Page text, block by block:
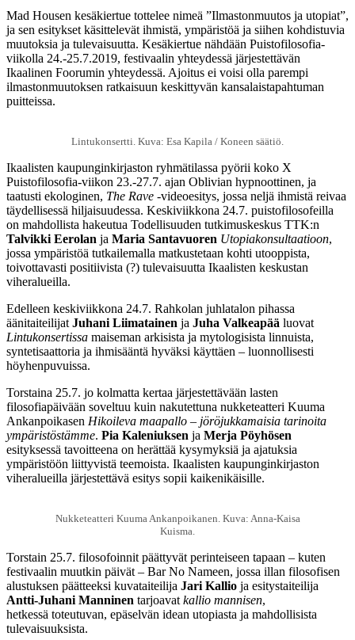
Mad Housen kesäkiertue tottelee nimeä ”Ilmastonmuutos ja utopiat”,
ja sen esitykset käsittelevät ihmistä, ympäristöä ja siihen kohdistuvia
muutoksia ja tulevaisuutta. Kesäkiertue nähdään Puistofilosofia-
viikolla 24.-25.7.2019, festivaalin yhteydessä järjestettävän
Ikaalinen Foorumin yhteydessä. Ajoitus ei voisi olla parempi
ilmastonmuutoksen ratkaisuun keskittyvän kansalaistapahtuman
puitteissa.
Lintukonsertti. Kuva: Esa Kapila / Koneen säätiö.
Ikaalisten kaupunginkirjaston ryhmätilassa pyörii koko X
Puistofilosofia-viikon 23.-27.7. ajan Oblivian hypnoottinen, ja
taatusti ekologinen, The Rave -videoesitys, jossa neljä ihmistä reivaa
täydellisessä hiljaisuudessa. Keskiviikkona 24.7. puistofilosofeilla
on mahdollista hakeutua Todellisuuden tutkimuskeskus TTK:n
Talvikki Eerolan ja Maria Santavuoren Utopiakonsultaatioon,
jossa ympäristöä tutkailemalla matkustetaan kohti utooppista,
toivottavasti positiivista (?) tulevaisuutta Ikaalisten keskustan
viheralueilla.
Edelleen keskiviikkona 24.7. Rahkolan juhlatalon pihassa
äänitaiteilijat Juhani Liimatainen ja Juha Valkeapää luovat
Lintukonsertissa maiseman arkisista ja mytologisista linnuista,
syntetisaattoria ja ihmisääntä hyväksi käyttäen – luonnollisesti
höyhenpuvuissa.
Torstaina 25.7. jo kolmatta kertaa järjestettävään lasten
filosofiapäivään soveltuu kuin nakutettuna nukketeatteri Kuuma
Ankanpoikasen Hikoileva maapallo – jöröjukkamaisia tarinoita
ympäristöstämme. Pia Kaleniuksen ja Merja Pöyhösen
esityksessä tavoitteena on herättää kysymyksiä ja ajatuksia
ympäristöön liittyvistä teemoista. Ikaalisten kaupunginkirjaston
viheralueilla järjestettävä esitys sopii kaikenikäisille.
Nukketeatteri Kuuma Ankanpoikanen. Kuva: Anna-Kaisa
Kuisma.
Torstain 25.7. filosofoinnit päättyvät perinteiseen tapaan – kuten
festivaalin muutkin päivät – Bar No Nameen, jossa illan filosofisen
alustuksen päätteeksi kuvataiteilija Jari Kallio ja esitystaiteilija
Antti-Juhani Manninen tarjoavat kallio mannisen,
hetkessä toteutuvan, epäselvän idean utopiasta ja mahdollisista
tulevaisuuksista.